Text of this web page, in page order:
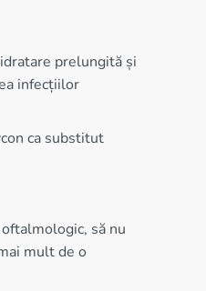
prelungită și
infecțiilor
ca substitut
să nu
mult de o